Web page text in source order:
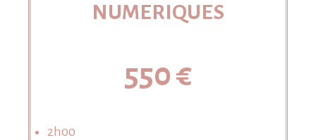
NUMERIQUES
550 €
2h00